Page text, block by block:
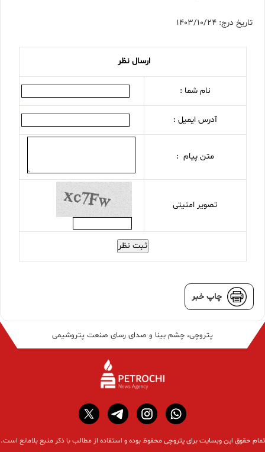
تاریخ درج: 1403/10/24
ارسال نظر
نام شما :
آدرس ایمیل :
متن پیام :
تصویر امنیتی
ثبت نظر
چاپ خبر
پتروچی، چشم بینا و صدای رسای صنعت پتروشیمی
تمام حقوق این وبسایت برای پتروچی محفوظ بوده و استفاده از مطالب با ذکر منبع بلامانع است.